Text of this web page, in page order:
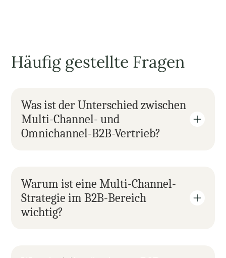
Häufig gestellte Fragen
Was ist der Unterschied zwischen
Multi-Channel- und
Omnichannel-B2B-Vertrieb?
Warum ist eine Multi-Channel-
Strategie im B2B-Bereich
wichtig?